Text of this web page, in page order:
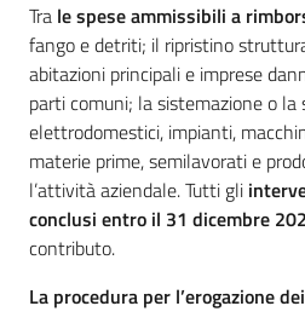
Tra le spese ammissibili a
fango e detriti; il ripristino
abitazioni principali e imprese
parti comuni; la sistemazione o
elettrodomestici, impianti,
materie prime, semilavorati e
l’attività aziendale. Tutti gli
conclusi entro il 31 dicembre
contributo.
La procedura per l’erogazione